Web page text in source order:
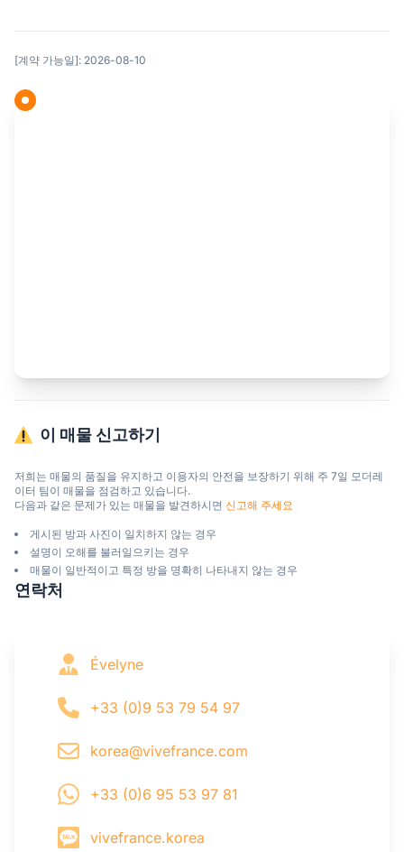
[계약 가능일]: 2026-08-10
이 매물 신고하기
저희는 매물의 품질을 유지하고 이용자의 안전을 보장하기 위해 주 7일 모더레
이터 팀이 매물을 점검하고 있습니다.
다음과 같은 문제가 있는 매물을 발견하시면 신고해 주세요
게시된 방과 사진이 일치하지 않는 경우
설명이 오해를 불러일으키는 경우
매물이 일반적이고 특정 방을 명확히 나타내지 않는 경우
연락처
Évelyne
+33 (0)9 53 79 54 97
korea@vivefrance.com
+33 (0)6 95 53 97 81
vivefrance.korea